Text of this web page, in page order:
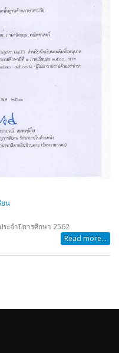
ยน
ะจำปีการศึกษา 2562
Read more...